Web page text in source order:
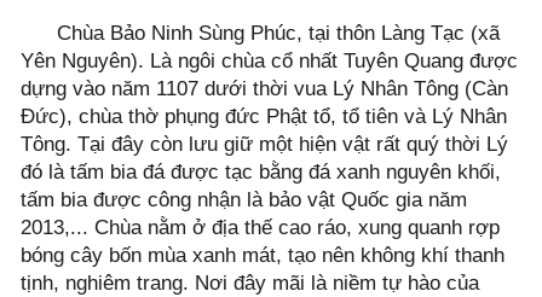
Chùa Bảo Ninh Sùng Phúc, tại thôn Làng Tạc (xã
Yên Nguyên). Là ngôi chùa cổ nhất Tuyên Quang được
dựng vào năm 1107 dưới thời vua Lý Nhân Tông (Càn
Đức), chùa thờ phụng đức Phật tổ, tổ tiên và Lý Nhân
Tông. Tại đây còn lưu giữ một hiện vật rất quý thời Lý
đó là tấm bia đá được tạc bằng đá xanh nguyên khối,
tấm bia được công nhận là bảo vật Quốc gia năm
2013,... Chùa nằm ở địa thế cao ráo, xung quanh rợp
bóng cây bốn mùa xanh mát, tạo nên không khí thanh
tịnh, nghiêm trang. Nơi đây mãi là niềm tự hào của